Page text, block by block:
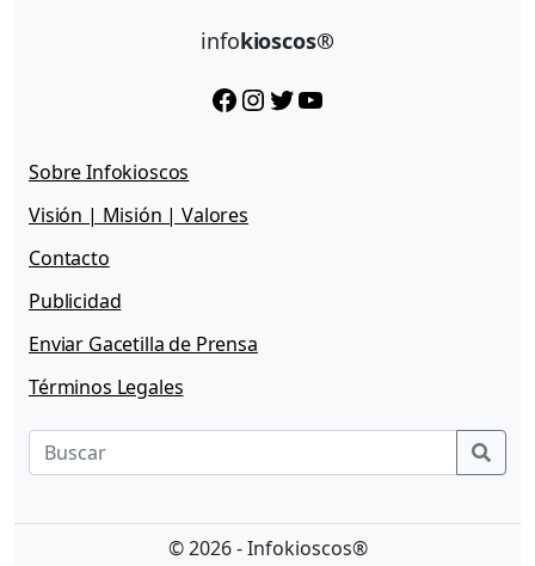
infokioscos®
Facebook InstagramTwitter YouTube
Sobre Infokioscos
Visión | Misión | Valores
Contacto
Publicidad
Enviar Gacetilla de Prensa
Términos Legales
© 2026 - Infokioscos®